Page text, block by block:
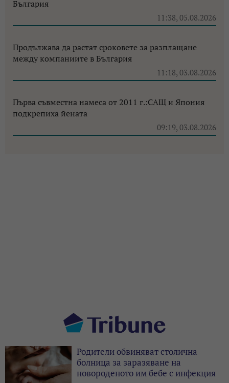
България
11:38, 05.08.2026
Продължава да растат сроковете за разплащане
между компаниите в България
11:18, 03.08.2026
Първа съвместна намеса от 2011 г.:САЩ и Япония
подкрепиха йената
09:19, 03.08.2026
Родители обвиняват столична
болница за заразяване на
новороденото им бебе с инфекция